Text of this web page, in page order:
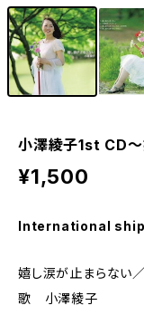
小澤綾子1st CD
¥1,500
International
嬉し涙が止まらない／
歌 小澤綾子